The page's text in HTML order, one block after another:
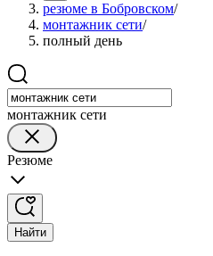
резюме в Бобровском/
монтажник сети/
полный день
монтажник сети
Резюме
Найти